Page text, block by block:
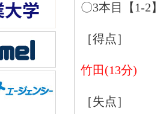
〇3本目【1-2
［得点］
竹田(13分)
［失点］